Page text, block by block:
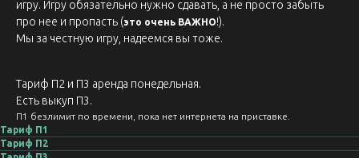
игру. Игру обязательно нужно сдавать, а не просто забыть
про нее и пропасть (это очень ВАЖНО!).
Мы за честную игру, надеемся вы тоже.
Тариф П2 и П3 аренда понедельная.
Есть выкуп П3.
П1 безлимит по времени, пока нет интернета на приставке.
Тариф П1
Тариф П2